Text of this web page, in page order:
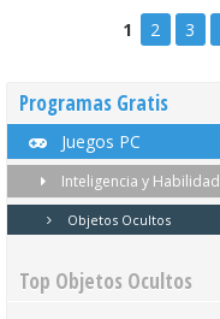
1 2 3
Programas Gratis
Juegos PC
Inteligencia y Habilidad
Objetos Ocultos
Top Objetos Ocultos